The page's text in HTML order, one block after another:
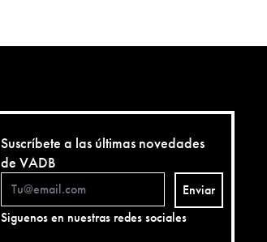
Suscríbete a las últimas novedades
de VADB
Enviar
Siguenos en nuestras redes sociales